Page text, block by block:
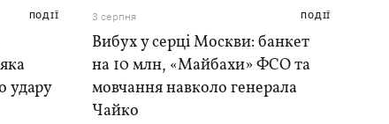
ПОДІЇ
удару
3 серпня ПОДІЇ
Вибух у серці Москви: банкет
на 10 млн, «Майбахи» ФСО та
мовчання навколо генерала
Чайко